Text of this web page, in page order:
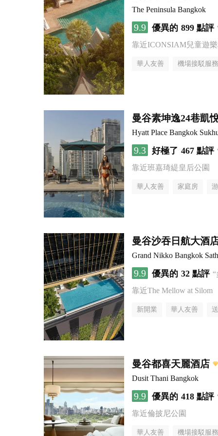
The Peninsula Bangkok
9.9 優異的 899 點評
靠近ICONSIAM兒童遊
華人友善 機場接駁服務
曼谷素坤逸24巷凱
Hyatt Place Bangkok
9.3 好極了 467 點評
靠近班嘉琦緹皇后公園
華人友善 家庭房
曼谷沙吞日航大酒
Grand Nikko Bangkok
9.9 優異的 32 點評
靠近The Mellow at Silom
新開業 華人友善
曼谷都喜天麗酒店
Dusit Thani Bangkok
9.9 優異的 418 點評
靠近倫披尼公園
華人友善 機場接駁服務